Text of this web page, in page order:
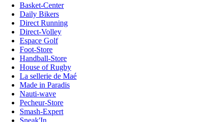
Basket-Center
Daily Bikers
Direct Running
Direct-Volley
Espace Golf
Foot-Store
Handball-Store
House of Rugby
La sellerie de Maé
Made in Paradis
Nauti-wave
Pecheur-Store
Smash-Expert
Sneak'In